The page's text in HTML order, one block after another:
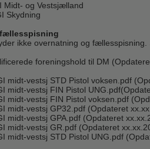
Midt- og Vestsjælland
Skydning
ikke overnatning og
foreningshold til DM
midt-vestsj STD Pistol voksen.pdf
midt-vestsj FIN Pistol UNG.pdf
midt-vestsj FIN Pistol voksen.pdf
midt-vestsj GP32.pdf (Opdateret
midt-vestsj GPA.pdf (Opdateret
midt-vestsj GR.pdf (Opdateret
midt-vestsj STD Pistol UNG.pdf